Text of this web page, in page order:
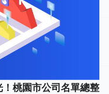
桃園市公司名單總整